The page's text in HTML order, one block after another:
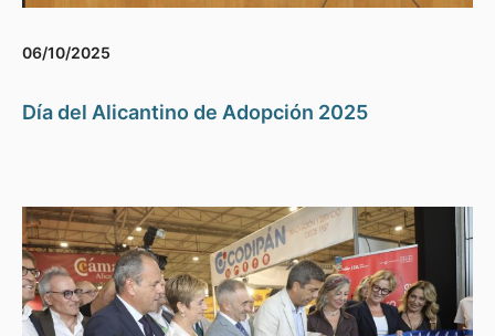
06/10/2025
Día del Alicantino de Adopción 2025